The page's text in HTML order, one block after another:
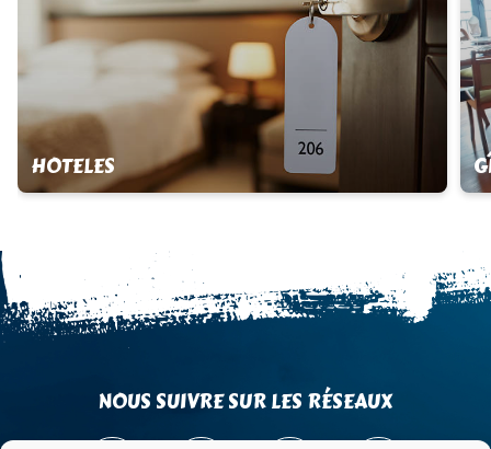
HOTELES
NOUS SUIVRE SUR LES RÉSEAUX